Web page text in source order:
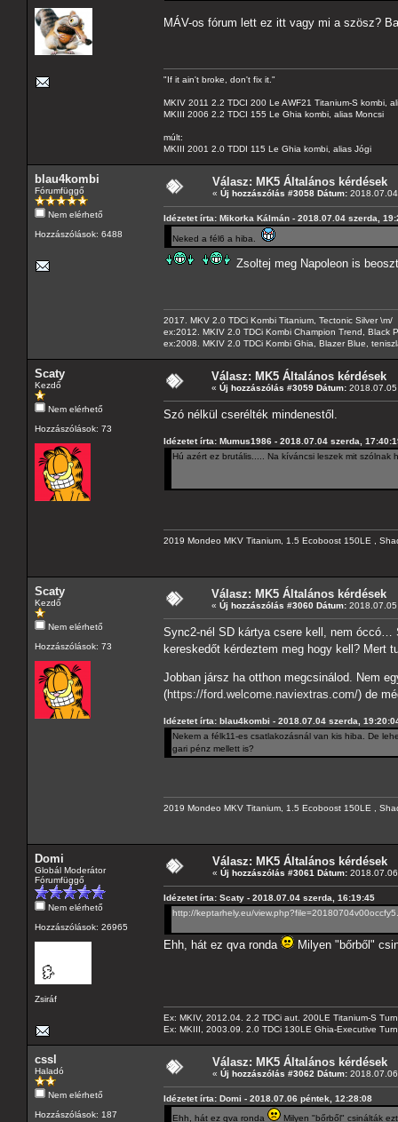
MÁV-os fórum lett ez itt vagy mi a szösz?
"If it ain't broke, don't fix it."
MKIV 2011 2.2 TDCI 200 Le AWF21 Titanium-S kombi,
MKIII 2006 2.2 TDCI 155 Le Ghia kombi, alias Moncsi
múlt:
MKIII 2001 2.0 TDDI 115 Le Ghia kombi, alias Jógi
blau4kombi
Fórumfüggő
Nem elérhető
Hozzászólások: 6488
Válasz: MK5 Általános kérdések
« Új hozzászólás #3058 Dátum:
Idézetet írta: Mikorka Kálmán - 2018.07.04 szerda,
Neked a fél6 a hiba.
Zsoltej meg Napoleon is
2017. MKV 2.0 TDCi Kombi Titanium, Tectonic Silver \m/
ex:2012. MKIV 2.0 TDCi Kombi Champion Trend, Black
ex:2008. MKIV 2.0 TDCi Kombi Ghia, Blazer Blue,
Scaty
Kezdő
Nem elérhető
Hozzászólások: 73
Válasz: MK5 Általános kérdések
« Új hozzászólás #3059 Dátum:
Szó nélkül cserélték mindenestől.
Idézetet írta: Mumus1986 - 2018.07.04 szerda,
Hú azért ez brutális..... Na kíváncsi leszek mit szólnak
2019 Mondeo MKV Titanium, 1.5 Ecoboost 150LE ,
Scaty
Kezdő
Nem elérhető
Hozzászólások: 73
Válasz: MK5 Általános kérdések
« Új hozzászólás #3060 Dátum:
Sync2-nél SD kártya csere kell, nem óccó…
kereskedőt kérdeztem meg hogy kell? Mert
Jobban jársz ha otthon megcsinálod. Nem
(https://ford.welcome.naviextras.com/) de
Idézetet írta: blau4kombi - 2018.07.04 szerda,
Nekem a félk11-es csatlakozásnál van kis hiba. De
gari pénz mellett is?
2019 Mondeo MKV Titanium, 1.5 Ecoboost 150LE ,
Domi
Globál Moderátor
Fórumfüggő
Nem elérhető
Hozzászólások: 26965
Zsiráf
Válasz: MK5 Általános kérdések
« Új hozzászólás #3061 Dátum:
Idézetet írta: Scaty - 2018.07.04 szerda, 16:19:45
http://keptarhely.eu/
Ehh, hát ez qva ronda Milyen "bőrből"
Ex: MKIV, 2012.04. 2.2 TDCi aut. 200LE Titanium-S
Ex: MKIII, 2003.09. 2.0 TDCi 130LE Ghia-Executive
cssl
Haladó
Nem elérhető
Hozzászólások: 187
Válasz: MK5 Általános kérdések
« Új hozzászólás #3062 Dátum:
Idézetet írta: Domi - 2018.07.06 péntek, 12:28:08
Ehh, hát ez qva ronda
Milyen "bőrből" csinálták